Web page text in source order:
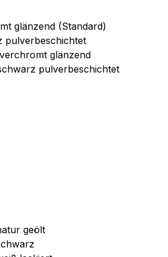
glänzend (Standard)
pulverbeschichtet
glänzend
pulverbeschichtet
geölt